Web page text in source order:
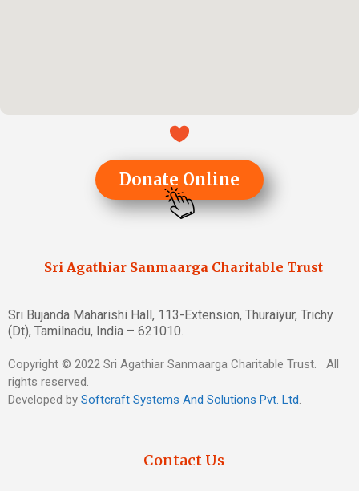
Donate Online
Sri Agathiar Sanmaarga Charitable Trust
Sri Bujanda Maharishi Hall, 113-Extension, Thuraiyur, Trichy
(Dt), Tamilnadu, India – 621010.
Copyright © 2022 Sri Agathiar Sanmaarga Charitable Trust. All
rights reserved.
Developed by Softcraft Systems And Solutions Pvt. Ltd.
Contact Us